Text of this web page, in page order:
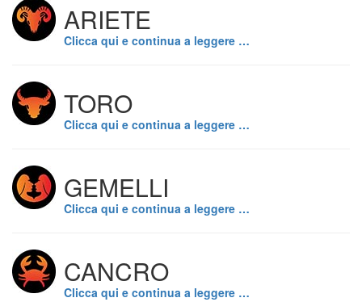
ARIETE
Clicca qui e continua a leggere …
TORO
Clicca qui e continua a leggere …
GEMELLI
Clicca qui e continua a leggere …
CANCRO
Clicca qui e continua a leggere …